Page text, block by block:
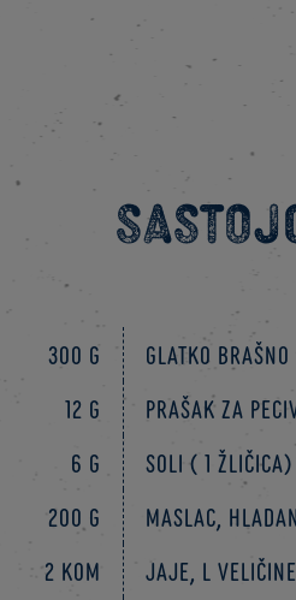
300 g
Glatko brašno
12 g
Prašak za
6 g
Soli ( 1 žličica)
200 g
Maslac,
2 kom
Jaje, L veličine